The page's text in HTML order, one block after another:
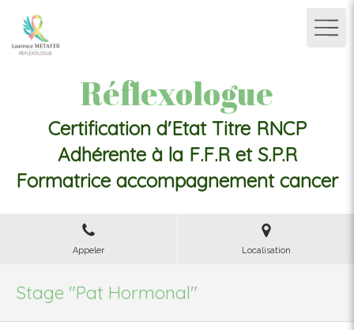
Réflexologue
Certification d'Etat Titre RNCP
Adhérente à la F.F.R et S.P.R
Formatrice accompagnement cancer
Appeler Localisation
Stage "Pat Hormonal"